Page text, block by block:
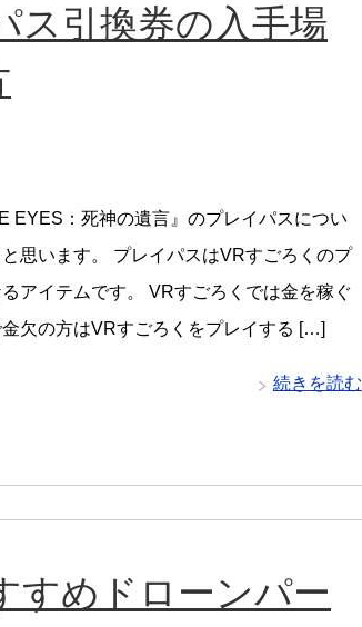
ス引換券の入手場
EYES：死神の遺言』のプレイパスについ
思います。 プレイパスはVRすごろくのプ
アイテムです。 VRすごろくでは金を稼ぐ
欠の方はVRすごろくをプレイする […]
続きを読む
すめドローンパー